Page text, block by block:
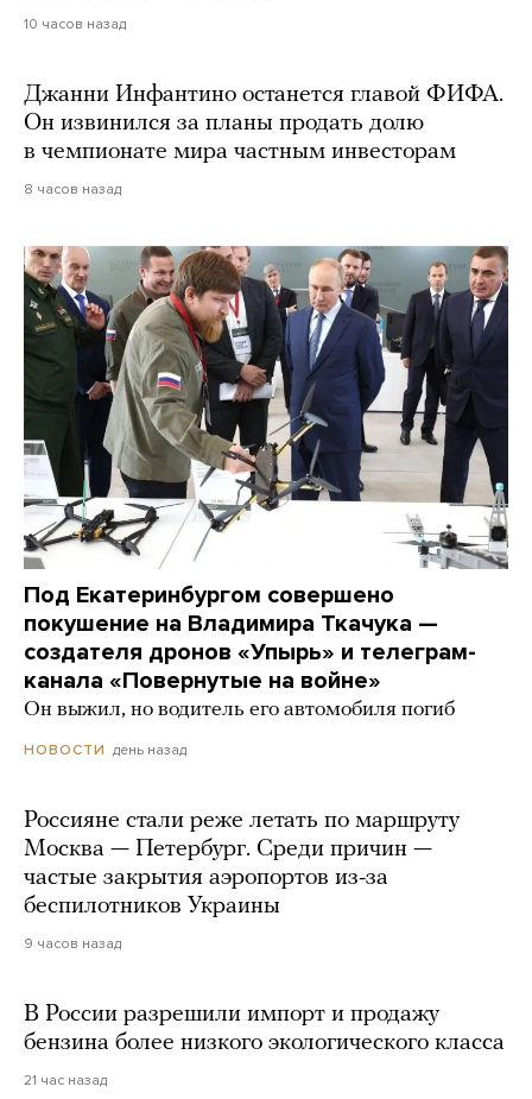
10 часов назад
Джанни Инфантино останется главой ФИФА.
Он извинился за планы продать долю
в чемпионате мира частным инвесторам
8 часов назад
Под Екатеринбургом совершено
покушение на Владимира Ткачука —
создателя дронов «Упырь» и телеграм-
канала «Повернутые на войне»
Он выжил, но водитель его автомобиля погиб
НОВОСТИ день назад
Россияне стали реже летать по маршруту
Москва — Петербург. Среди причин —
частые закрытия аэропортов из-за
беспилотников Украины
9 часов назад
В России разрешили импорт и продажу
бензина более низкого экологического класса
21 час назад